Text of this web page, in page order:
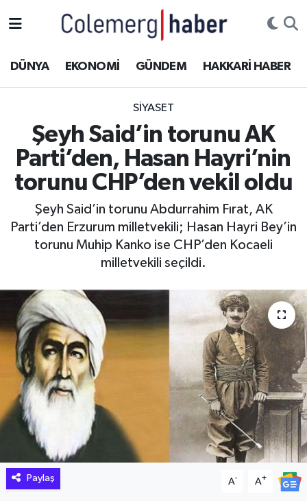
DÜNYA EKONOMİ GÜNDEM HAKKARİ HABER
SİYASET
Şeyh Said’in torunu AK
Parti’den, Hasan Hayri’nin
torunu CHP’den vekil oldu
Şeyh Said’in torunu Abdurrahim Fırat, AK
Parti’den Erzurum milletvekili; Hasan Hayri Bey’in
torunu Muhip Kanko ise CHP’den Kocaeli
milletvekili seçildi.
Paylaş A- A+
ASAYİŞ
DOĞA
DÜNYA
EĞİTİM
GÜNDEM
Hakkari Haber
İLGİNÇ HABERLER
KADIN
KÜLTÜR SANAT
MAGAZİN
Hakkâri Hava Durumu
Hakkari Namaz Vakitleri
Hakkâri Trafik Yoğunluk Haritası
Süper Lig Puan Durumu ve Fikstür
Tüm Manşetler
Son Dakika Haberleri
Haber Arşivi